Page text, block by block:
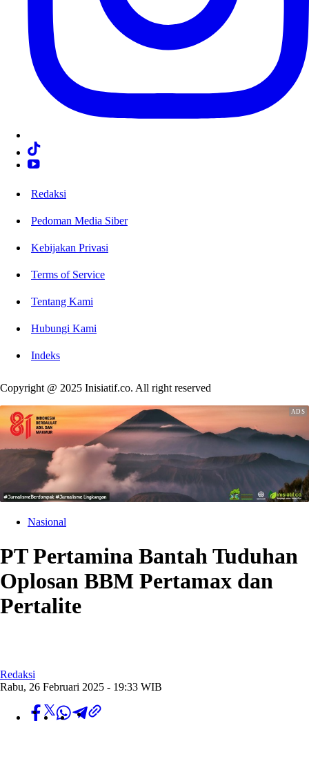
Redaksi
Pedoman Media Siber
Kebijakan Privasi
Terms of Service
Tentang Kami
Hubungi Kami
Indeks
Copyright @ 2025 Inisiatif.co. All right reserved
Nasional
PT Pertamina Bantah Tuduhan
Oplosan BBM Pertamax dan
Pertalite
Redaksi
Rabu, 26 Februari 2025 - 19:33 WIB